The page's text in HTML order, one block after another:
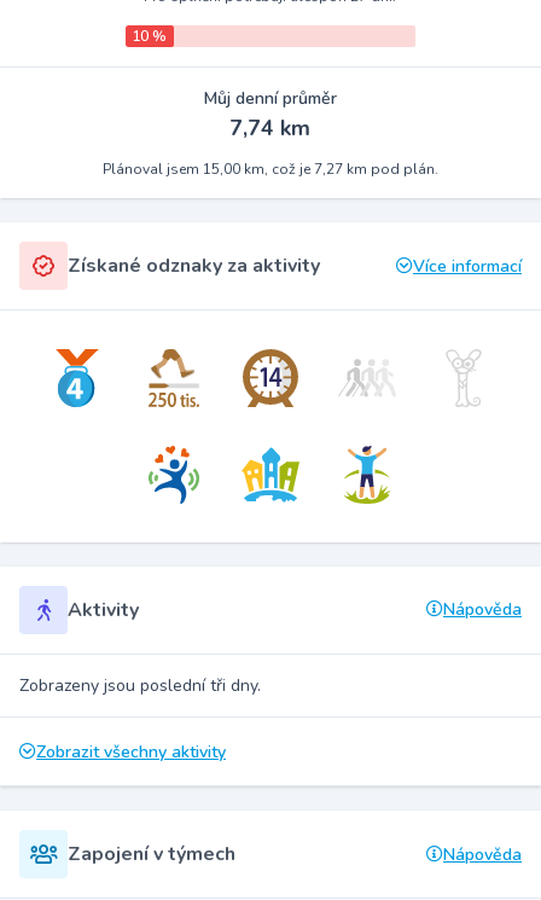
10 %
Můj denní průměr
7,74 km
Plánoval jsem 15,00 km, což je 7,27 km pod plán.
Získané odznaky za aktivity Více informací
Aktivity Nápověda
Zobrazeny jsou poslední tři dny.
Zobrazit všechny aktivity
Zapojení v týmech Nápověda